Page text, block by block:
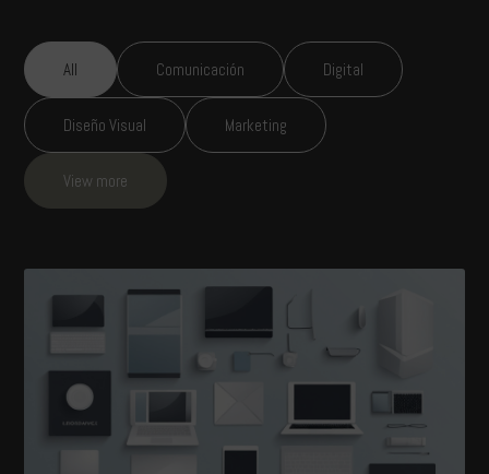
All Comunicación Digital
Diseño Visual Marketing
View more